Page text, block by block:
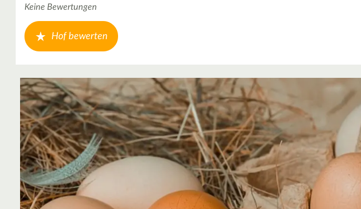
Keine Bewertungen
Hof bewerten